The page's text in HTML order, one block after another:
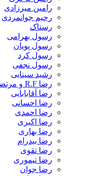
رامین میرزادی
رحیم جوانمردی
رستاک
رسول بهرامی
رسول پویان
رسول کرد
رسول نجفی
رشید سینایی
رضا R.F و مرتضی اوژن
رضا آقابابایی
رضا احسانی
رضا احمدی
رضا اکبری
رضا بهاری
رضا بیدرام
رضا تقوی
رضا تیموری
رضا جوان